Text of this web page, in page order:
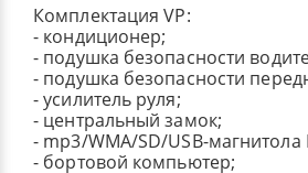
Комплектация VP:
- кондиционер;
- подушка безопасности
- подушка безопасности
- усилитель руля;
- центральный замок;
- mp3/WMA/SD/USB-магнитола
- бортовой компьютер;